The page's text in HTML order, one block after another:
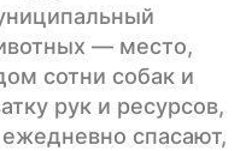
— место,
сотни собак и
рук и ресурсов,
спасают,